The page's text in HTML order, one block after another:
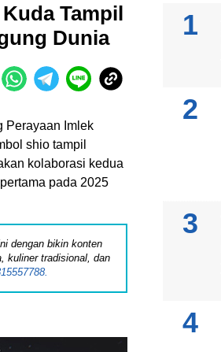
Tampil
Dunia
Perayaan Imlek
shio tampil
kolaborasi kedua
pada 2025
dengan bikin konten
kuliner tradisional, dan